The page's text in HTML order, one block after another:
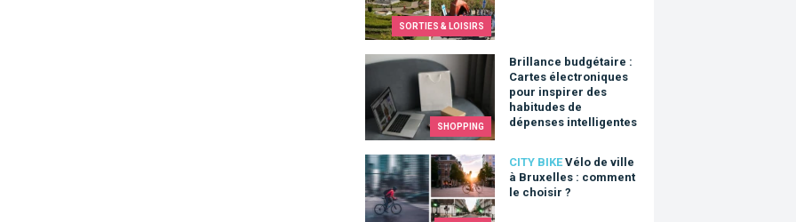
SORTIES & LOISIRS
SHOPPING
Brillance budgétaire :
Cartes électroniques
pour inspirer des
habitudes de
dépenses intelligentes
Brillance budgétaire : Cartes électroniques pour inspirer des
CITY BIKE Vélo de ville
à Bruxelles : comment
le choisir ?
Vélo de ville à Bruxelles : comment le choisir ?